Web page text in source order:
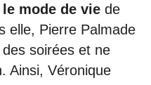
le mode de vie de
elle, Pierre Palmade
soirées et ne
Ainsi, Véronique